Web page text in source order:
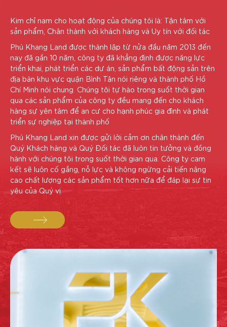
Kim chỉ nam cho hoạt động của chúng tôi là: Tận tâm với
sản phẩm, Chân thành với khách hàng và Uy tín với đối tác
Phú Khang Land được thành lập từ nửa đầu năm 2013 đến
nay đã gần 10 năm, công ty đã khẳng định được năng lực
triển khai, phát triển các dự án, sản phẩm bất động sản trên
địa bàn khu vực quận Bình Tân nói riêng và thành phố Hồ
Chí Minh nói chung. Chúng tôi tự hào trong suốt thời gian
qua các sản phẩm của công ty đều mang đến cho khách
hàng sự yên tâm để an cư cho hạnh phúc gia đình và phát
triển sự nghiệp tại thành phố
Phú Khang Land xin được gửi lời cảm ơn chân thành đến
Quý Khách hàng và Quý Đối tác đã luôn tin tưởng và đồng
hành với chúng tôi trong suốt thời gian qua. Công ty cam
kết sẽ luôn cố gắng, nỗ lực và không ngừng cải tiến nâng
cao chất lượng các sản phẩm tốt hơn nữa để đáp lại sự tin
yêu của Quý vị.